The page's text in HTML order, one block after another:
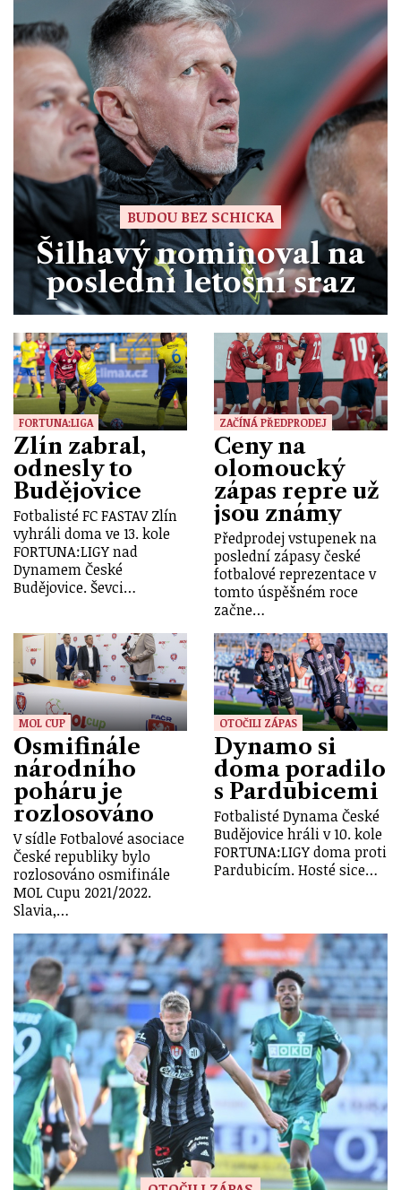
BUDOU BEZ SCHICKA
Šilhavý nominoval na
poslední letošní sraz
FORTUNA:LIGA
Zlín zabral,
odnesly to
Budějovice
Fotbalisté FC FASTAV Zlín
vyhráli doma ve 13. kole
FORTUNA:LIGY nad
Dynamem České
Budějovice. Ševci…
ZAČÍNÁ PŘEDPRODEJ
Ceny na
olomoucký
zápas repre už
jsou známy
Předprodej vstupenek na
poslední zápasy české
fotbalové reprezentace v
tomto úspěšném roce
začne…
MOL CUP
Osmifinále
národního
poháru je
rozlosováno
V sídle Fotbalové asociace
České republiky bylo
rozlosováno osmifinále
MOL Cupu 2021/2022.
Slavia,…
OTOČILI ZÁPAS
Dynamo si
doma poradilo
s Pardubicemi
Fotbalisté Dynama České
Budějovice hráli v 10. kole
FORTUNA:LIGY doma proti
Pardubicím. Hosté sice…